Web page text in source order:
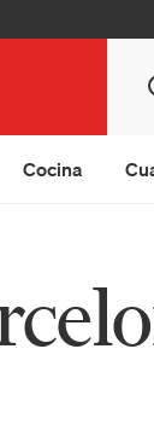
Cocina